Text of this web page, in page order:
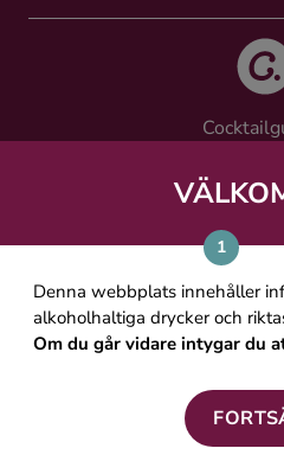
Denna webbplats innehåller
alkoholhaltiga drycker och
Om du går vidare intygar du
Västra Järnvägsgatan
ALLMÄNNA